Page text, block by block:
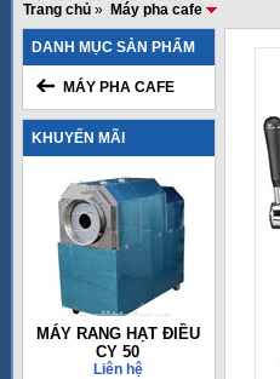
Trang chủ » Máy pha cafe
DANH MỤC SẢN PHẨM
MÁY PHA CAFE
KHUYẾN MÃI
MÁY RANG HẠT ĐIỀU
CY 50
Liên hệ